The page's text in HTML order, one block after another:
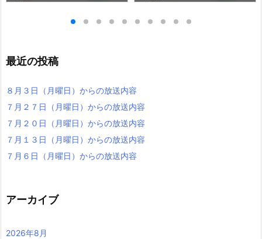
最近の投稿
８月３日（月曜日）からの放送内容
７月２７日（月曜日）からの放送内容
７月２０日（月曜日）からの放送内容
７月１３日（月曜日）からの放送内容
７月６日（月曜日）からの放送内容
アーカイブ
2026年8月